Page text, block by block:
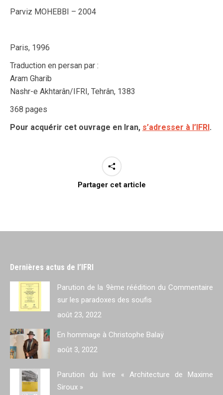
Parviz MOHEBBI – 2004
Paris, 1996
Traduction en persan par :
Aram Gharib
Nashr-e Akhtarân/IFRI, Tehrân, 1383
368 pages
Pour acquérir cet ouvrage en Iran, s’adresser à l’IFRI.
Partager cet article
Dernières actus de l’IFRI
Parution de la 9ème réédition du Commentaire
sur les paradoxes des soufis
août 23, 2022
En hommage à Christophe Balaÿ
août 3, 2022
Parution du livre « Architecture de Maxime
Siroux »